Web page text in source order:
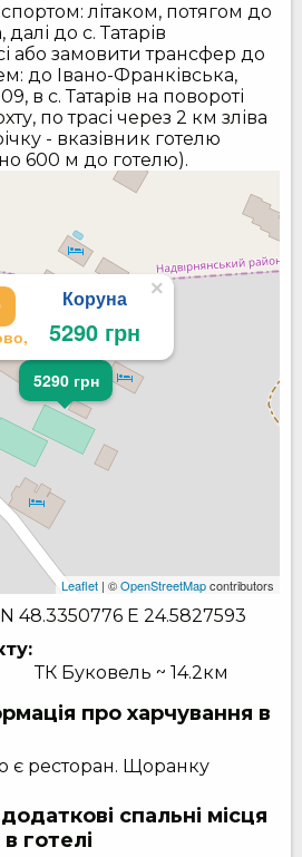
літаком, потягом до
до с. Татарів
або замовити трансфер до
до Івано-Франківська,
в с. Татарів на повороті
по трасі через 2 км зліва
- вказівник готелю
600 м до готелю).
5290 грн
Коруна
5290 грн
×
Leaflet | ©OpenStreetMapcontributors
N 48.3350776 E 24.5827593
ТК Буковель ~ 14.2км
про харчування в
є ресторан. Щоранку
спальні місця
готелі